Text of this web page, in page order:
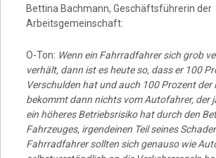
Bettina Bachmann, Geschäftsführerin der
Arbeitsgemeinschaft:
O-Ton: Wenn ein Fahrradfahrer sich grob
verhält, dann ist es heute so, dass er 100
Verschulden hat und auch 100 Prozent der
bekommt dann nichts vom Autofahrer, der
ein höheres Betriebsrisiko hat durch den
Fahrzeuges, irgendeinen Teil seines
Fahrradfahrer sollten sich genauso wie